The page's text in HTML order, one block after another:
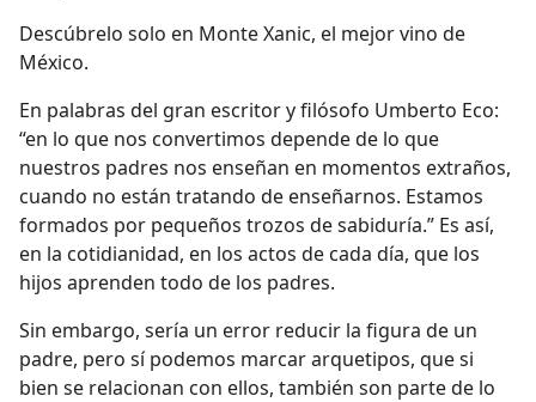
Descúbrelo solo en Monte Xanic, el mejor vino de
México.
En palabras del gran escritor y filósofo Umberto Eco:
“en lo que nos convertimos depende de lo que
nuestros padres nos enseñan en momentos extraños,
cuando no están tratando de enseñarnos. Estamos
formados por pequeños trozos de sabiduría.” Es así,
en la cotidianidad, en los actos de cada día, que los
hijos aprenden todo de los padres.
Sin embargo, sería un error reducir la figura de un
padre, pero sí podemos marcar arquetipos, que si
bien se relacionan con ellos, también son parte de lo